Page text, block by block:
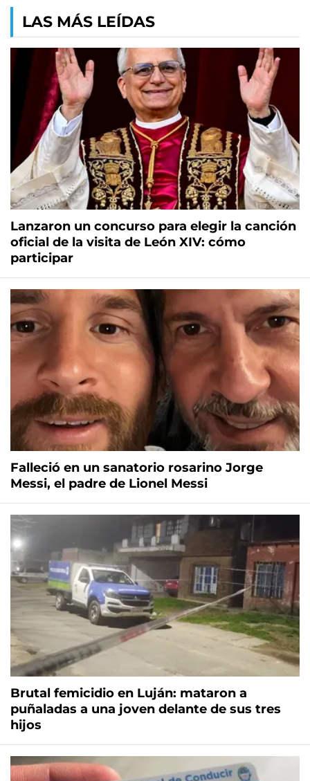
LAS MÁS LEÍDAS
Lanzaron un concurso para elegir la canción
oficial de la visita de León XIV: cómo
participar
Falleció en un sanatorio rosarino Jorge
Messi, el padre de Lionel Messi
Brutal femicidio en Luján: mataron a
puñaladas a una joven delante de sus tres
hijos